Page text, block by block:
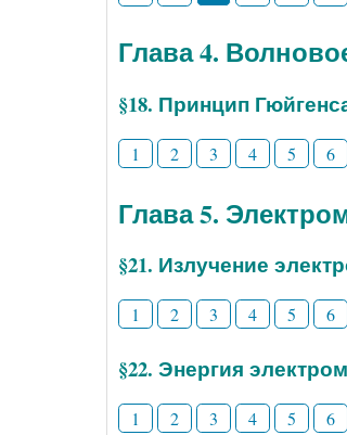
Глава 4.
§18. Принцип
1 2 3 4 5 6
Глава 5.
§21. Излучение
1 2 3 4 5 6
§22. Энергия
1 2 3 4 5 6